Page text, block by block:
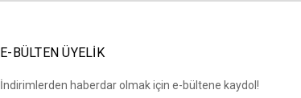
E-BÜLTEN ÜYELİK
İndirimlerden haberdar olmak için e-bültene kaydol!